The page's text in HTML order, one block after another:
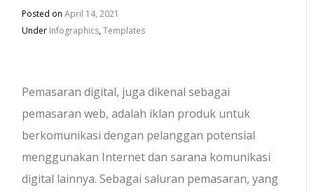
Posted onApril 14, 2021
Under Infographics,Templates
Pemasaran digital, juga dikenal sebagai
pemasaran web, adalah iklan produk untuk
berkomunikasi dengan pelanggan potensial
menggunakan Internet dan sarana komunikasi
digital lainnya. Sebagai saluran pemasaran, yang